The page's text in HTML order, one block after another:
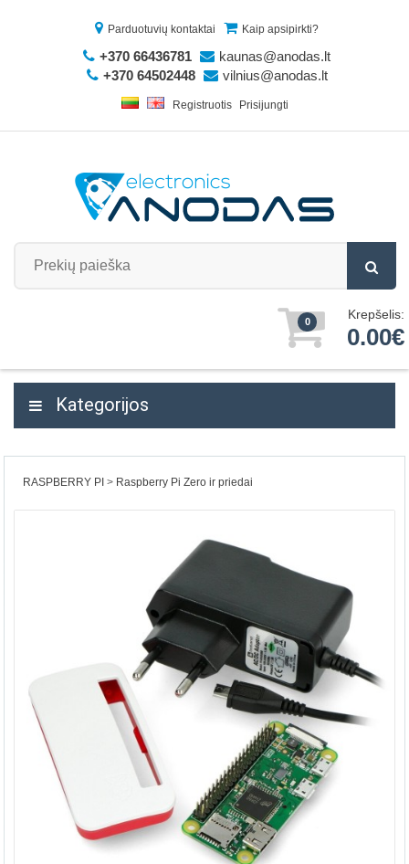
Parduotuvių kontaktai Kaip apsipirkti?
+370 66436781
kaunas@anodas.lt
+370 64502448
vilnius@anodas.lt
Registruotis Prisijungti
0 Krepšelis:
0.00€
Kategorijos
RASPBERRY PI Raspberry Pi Zero ir priedai